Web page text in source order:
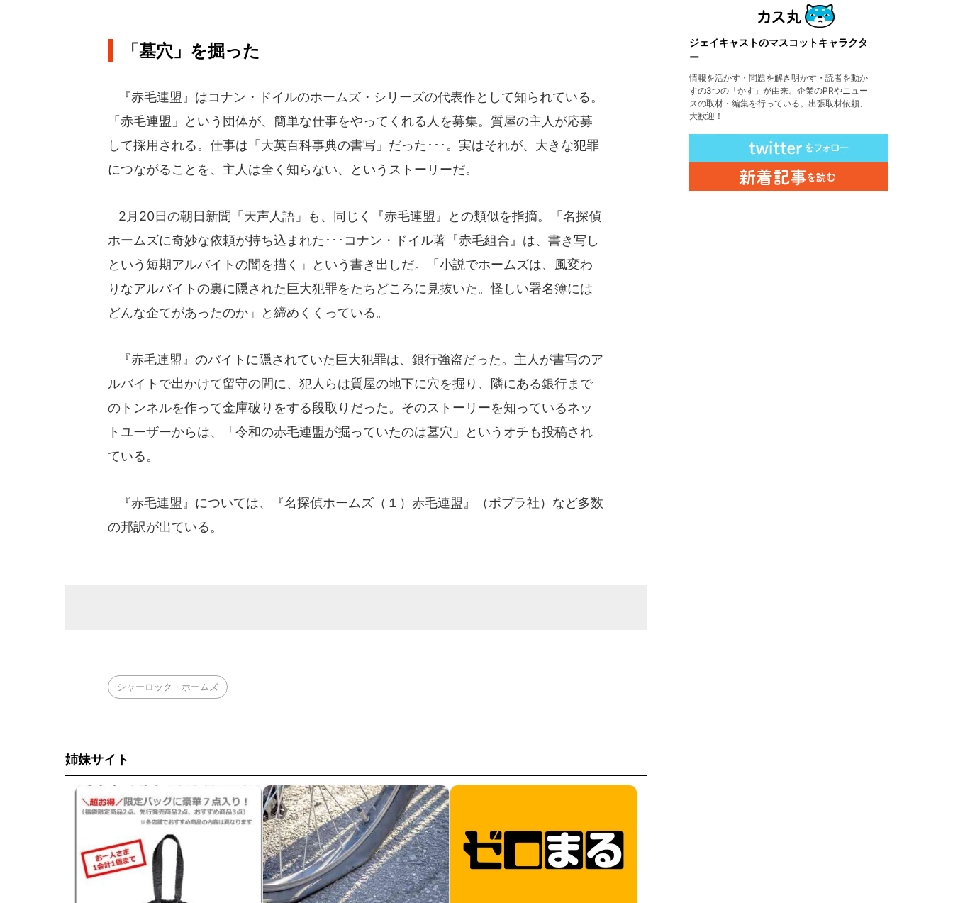
「墓穴」を掘った
『赤毛連盟』はコナン・ドイルのホームズ・シリーズの代表作として知られている。
「赤毛連盟」という団体が、簡単な仕事をやってくれる人を募集。質屋の主人が応募
して採用される。仕事は「大英百科事典の書写」だった･･･。実はそれが、大きな犯罪
につながることを、主人は全く知らない、というストーリーだ。
2月20日の朝日新聞「天声人語」も、同じく『赤毛連盟』との類似を指摘。「名探偵
ホームズに奇妙な依頼が持ち込まれた･･･コナン・ドイル著『赤毛組合』は、書き写し
という短期アルバイトの闇を描く」という書き出しだ。「小説でホームズは、風変わ
りなアルバイトの裏に隠された巨大犯罪をたちどころに見抜いた。怪しい署名簿には
どんな企てがあったのか」と締めくくっている。
『赤毛連盟』のバイトに隠されていた巨大犯罪は、銀行強盗だった。主人が書写のア
ルバイトで出かけて留守の間に、犯人らは質屋の地下に穴を掘り、隣にある銀行まで
のトンネルを作って金庫破りをする段取りだった。そのストーリーを知っているネッ
トユーザーからは、「令和の赤毛連盟が掘っていたのは墓穴」というオチも投稿され
ている。
『赤毛連盟』については、『名探偵ホームズ（１）赤毛連盟』（ポプラ社）など多数
の邦訳が出ている。
シャーロック・ホームズ
姉妹サイト
ジェイキャストのマスコットキャラクタ
ー
情報を活かす・問題を解き明かす・読者を動か
すの3つの「かす」が由来。企業のPRやニュー
スの取材・編集を行っている。出張取材依頼、
大歓迎！